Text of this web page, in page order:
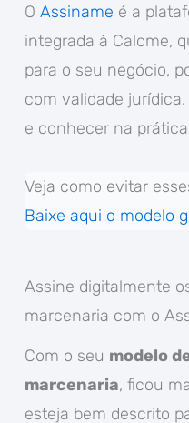
O Assiname é a
integrada à Calcme,
para o seu negócio,
com validade
e conhecer na
Veja como evitar
Baixe aqui o modelo
Assine digitalmente
marcenaria com o
Com o seu modelo
marcenaria, ficou
esteja bem descrito